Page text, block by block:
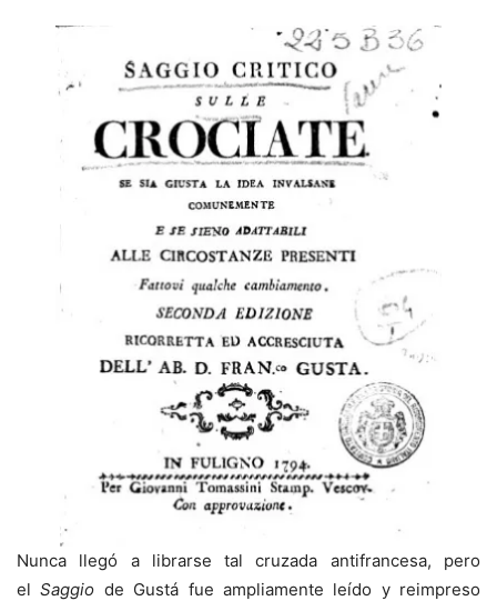
Nunca llegó a librarse tal cruzada antifrancesa, pero
elSaggio de Gustá fue ampliamente leído y reimpreso